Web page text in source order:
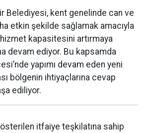
Belediyesi, kent genelinde can ve
etkin şekilde sağlamak amacıyla
kapasitesini artırmaya
devam ediyor. Bu kapsamda
yapımı devam eden yeni
bölgenin ihtiyaçlarına cevap
ediliyor.
itfaiye teşkilatına sahip